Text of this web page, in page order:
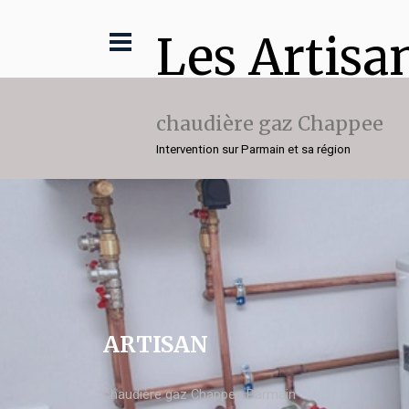
Les
chaudière gaz Chappee
Intervention sur Parmain et sa région
ARTISAN
chaudière gaz Chappee Parmain